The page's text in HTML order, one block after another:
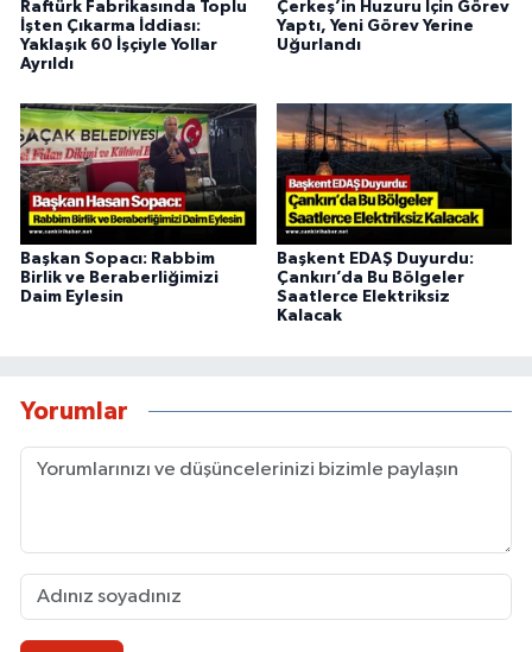
Raftürk Fabrikasında Toplu
İşten Çıkarma İddiası:
Yaklaşık 60 İşçiyle Yollar
Ayrıldı
Çerkeş’in Huzuru İçin Görev
Yaptı, Yeni Görev Yerine
Uğurlandı
Başkan Sopacı: Rabbim
Birlik ve Beraberliğimizi
Daim Eylesin
Başkent EDAŞ Duyurdu:
Çankırı’da Bu Bölgeler
Saatlerce Elektriksiz
Kalacak
Yorumlar